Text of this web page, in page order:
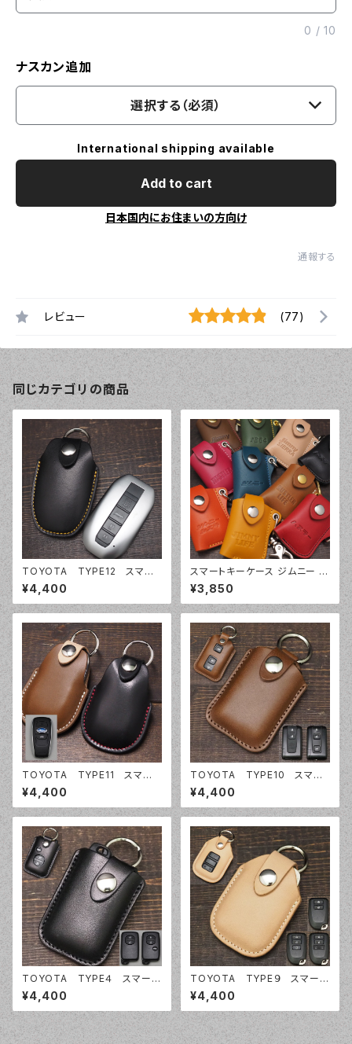
0 /10
ナスカン追加
選択する（必須）
International shipping available
Add to cart
日本国内にお住まいの方向け
通報する
レビュー (77)
同じカテゴリの商品
TOYOTA TYPE12 スマー
トキーケース スマートキーカバ
ー オーダーメイド 本革レザ
ー トヨタ
¥4,400
スマートキーケース ジムニー ハ
スラー ジムニーシエラ JB64 J
B74 JC74 SUZUKI スズキ ク
ロスビー ラパン フロンクス / X
¥3,850
TOYOTA TYPE11 スマート
キーケース スマートキーカバ
ー オーダーメイド 本革レザ
ー トヨタ
¥4,400
TOYOTA TYPE10 スマー
トキーケース スマートキーカバ
ー オーダーメイド 本革レザ
ー トヨタ
¥4,400
TOYOTA TYPE４ スマート
キーケース スマートキーカバ
ー オーダーメイド 本革レザ
ー トヨタ
¥4,400
TOYOTA TYPE９ スマート
キーケース スマートキーカバ
ー オーダーメイド 本革レザ
ー トヨタ
¥4,400